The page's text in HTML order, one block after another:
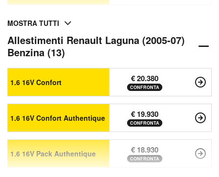
MOSTRA TUTTI
Allestimenti Renault Laguna (2005-07)
Benzina (13)
1.6 16V Confort € 20.380
CONFRONTA
1.6 16V Confort Authentique € 19.930
CONFRONTA
1.6 16V Pack Authentique € 18.930
CONFRONTA